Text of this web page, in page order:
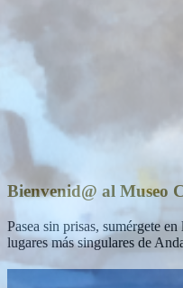
Bienvenid@ al Museo
Pasea sin prisas, sumérgete
lugares más singulares de